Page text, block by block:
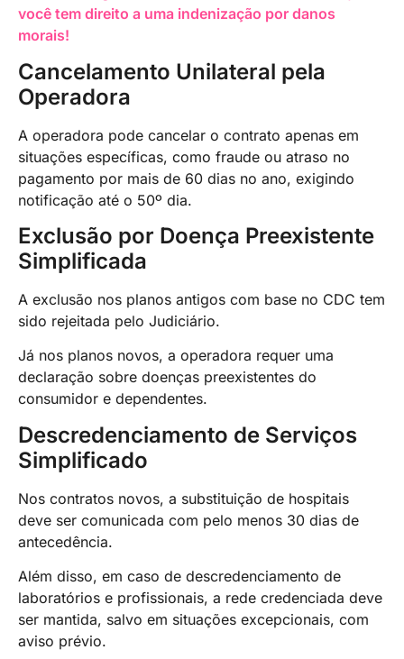
você tem direito a uma indenização por danos
morais!
Cancelamento Unilateral pela
Operadora
A operadora pode cancelar o contrato apenas em
situações específicas, como fraude ou atraso no
pagamento por mais de 60 dias no ano, exigindo
notificação até o 50º dia.
Exclusão por Doença Preexistente
Simplificada
A exclusão nos planos antigos com base no CDC tem
sido rejeitada pelo Judiciário.
Já nos planos novos, a operadora requer uma
declaração sobre doenças preexistentes do
consumidor e dependentes.
Descredenciamento de Serviços
Simplificado
Nos contratos novos, a substituição de hospitais
deve ser comunicada com pelo menos 30 dias de
antecedência.
Além disso, em caso de descredenciamento de
laboratórios e profissionais, a rede credenciada deve
ser mantida, salvo em situações excepcionais, com
aviso prévio.